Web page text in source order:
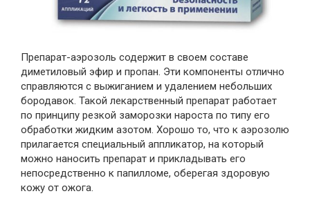
Препарат-аэрозоль содержит в своем составе
диметиловый эфир и пропан. Эти компоненты отлично
справляются с выжиганием и удалением небольших
бородавок. Такой лекарственный препарат работает
по принципу резкой заморозки нароста по типу его
обработки жидким азотом. Хорошо то, что к аэрозолю
прилагается специальный аппликатор, на который
можно наносить препарат и прикладывать его
непосредственно к папилломе, оберегая здоровую
кожу от ожога.